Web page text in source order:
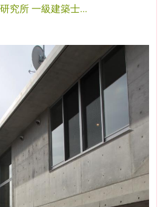
究所 一級建築士...